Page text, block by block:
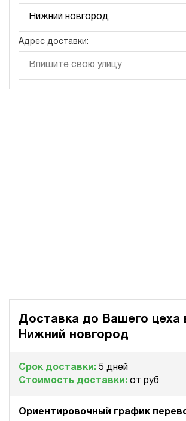
Адрес доставки:
Доставка до Вашего цеха
Нижний новгород
Срок доставки: 5 дней
Стоимость доставки: от руб
Ориентировочный график